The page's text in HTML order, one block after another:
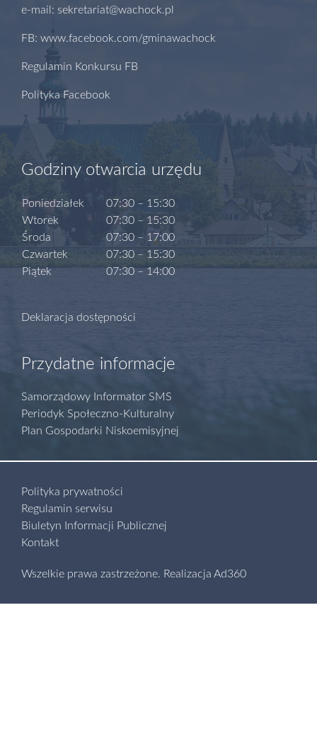
e-mail: sekretariat@wachock.pl
FB: www.facebook.com/gminawachock
Regulamin Konkursu FB
Polityka Facebook
Godziny otwarcia urzędu
Poniedziałek
Wtorek
Środa
Czwartek
Piątek
07:30 – 15:30
07:30 – 15:30
07:30 – 17:00
07:30 – 15:30
07:30 – 14:00
Deklaracja dostępności
Przydatne informacje
Samorządowy Informator SMS
Periodyk Społeczno-Kulturalny
Plan Gospodarki Niskoemisyjnej
Polityka prywatności
Regulamin serwisu
Biuletyn Informacji Publicznej
Kontakt
Wszelkie prawa zastrzeżone. Realizacja Ad360